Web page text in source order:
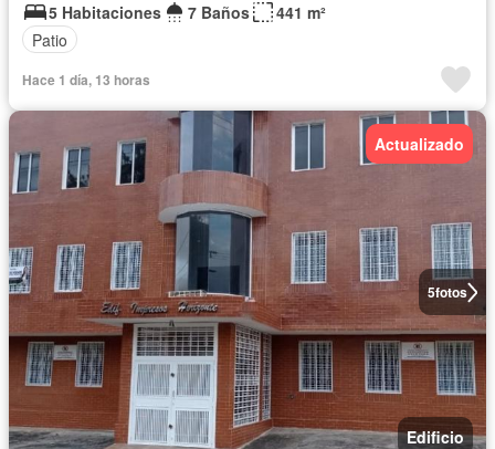
5 Habitaciones
7 Baños
441 m²
Patio
Hace 1 día, 13 horas
5fotos
Actualizado
Edificio